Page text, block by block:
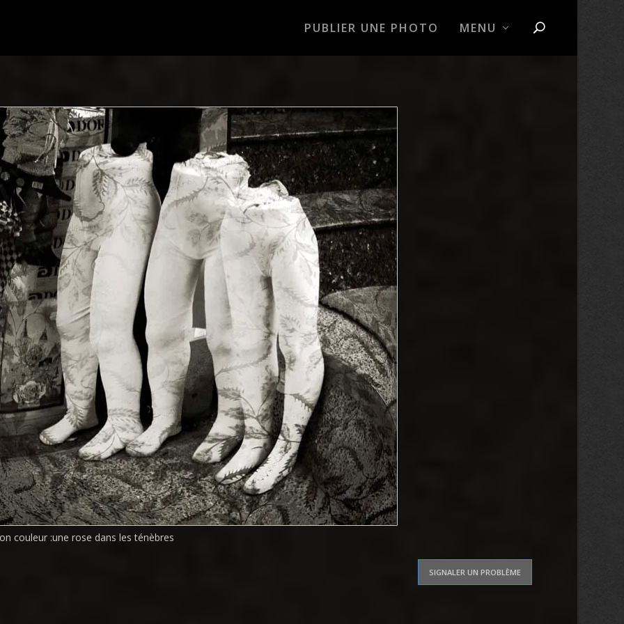
PUBLIER UNE PHOTO MENU
couleur :une rose dans les ténèbres
SIGNALER UN PROBLÈME